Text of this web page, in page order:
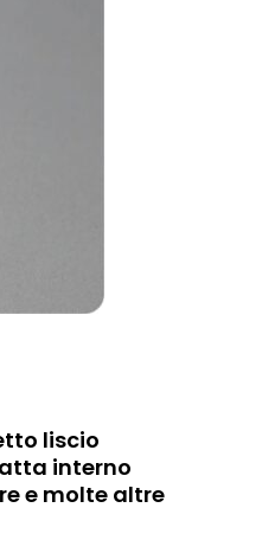
liscio
interno
e molte altre